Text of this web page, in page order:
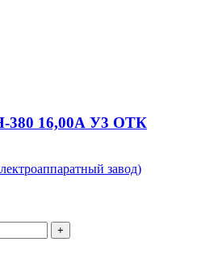
380 16,00А У3 ОТК
завод)
+